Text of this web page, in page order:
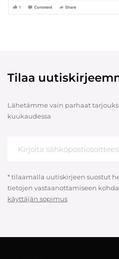
Tilaa
Lähetämme vain parhaat
kuukaudessa
* tilaamalla uutiskirjeen suostut
tietojen vastaanottamiseen
käyttäjän sopimus